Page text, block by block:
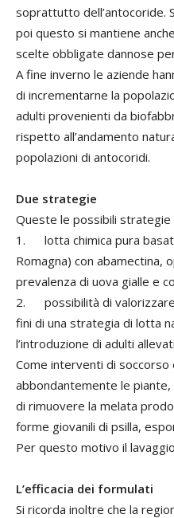
soprattutto dell’antocoride.
poi questo si mantiene
scelte obbligate dannose
A fine inverno le aziende
di incrementarne la
adulti provenienti da
rispetto all’andamento
popolazioni di antocoridi.
Due strategie
Queste le possibili
1. lotta chimica pura
Romagna) con abamectina,
prevalenza di uova gialle e
2. possibilità di valorizzare
fini di una strategia di lotta
l’introduzione di adulti
Come interventi di
abbondantemente le
di rimuovere la melata
forme giovanili di psilla,
Per questo motivo il
L’efficacia dei formulati
Si ricorda inoltre che la